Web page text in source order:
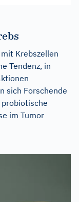
Krebszellen
Tendenz, in
sich Forschende
im Tumor